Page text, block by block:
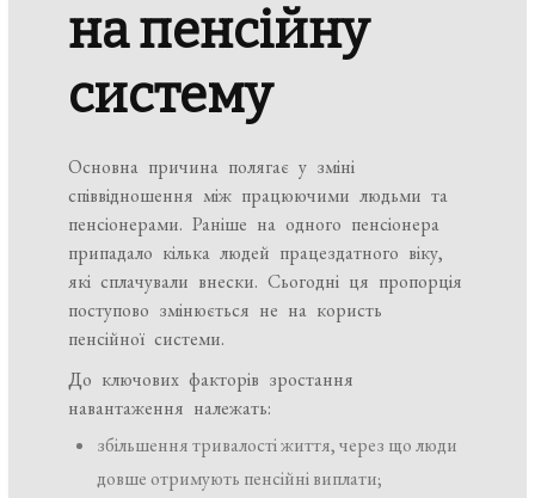
на пенсійну
систему
Основна причина полягає у зміні
співвідношення між працюючими людьми та
пенсіонерами. Раніше на одного пенсіонера
припадало кілька людей працездатного віку,
які сплачували внески. Сьогодні ця пропорція
поступово змінюється не на користь
пенсійної системи.
До ключових факторів зростання
навантаження належать:
збільшення тривалості життя, через що люди
довше отримують пенсійні виплати;